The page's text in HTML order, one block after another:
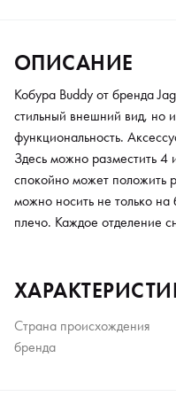
ОПИСАНИЕ
Кобура Buddy от бренда
стильный внешний вид, но
функциональность.
Здесь можно разместить
спокойно может положить
можно носить не только
плечо. Каждое отделение
Страна происхождения
бренда